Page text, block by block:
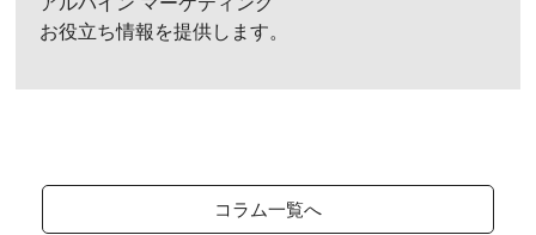
お役立ち情報を提供します。
コラム一覧へ